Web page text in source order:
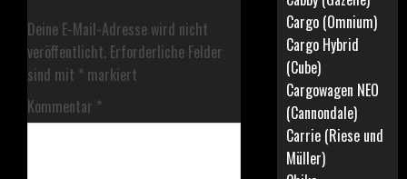
Deine E-Mail-Adresse wird nicht
veröffentlicht. Erforderliche Felder
sind mit * markiert
Kommentar *
Cargo (Omnium)
Cargo Hybrid
(Cube)
Cargowagen NEO
(Cannondale)
Carrie (Riese und
Müller)